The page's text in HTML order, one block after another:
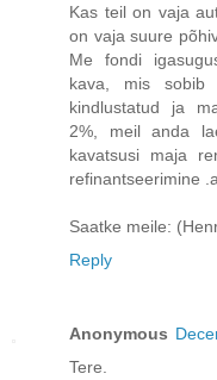
Kas teil on vaja
on vaja suure
Me fondi
kava, mis sobib
kindlustatud ja
2%, meil anda
kavatsusi maja
refinantseerimine
Saatke meile:
Reply
Anonymous
Tere.